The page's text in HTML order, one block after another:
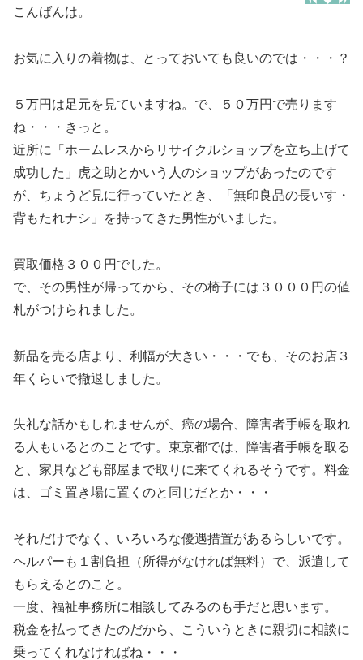
こんばんは。
お気に入りの着物は、とっておいても良いのでは・・・？
５万円は足元を見ていますね。で、５０万円で売ります
ね・・・きっと。
近所に「ホームレスからリサイクルショップを立ち上げて
成功した」虎之助とかいう人のショップがあったのです
が、ちょうど見に行っていたとき、「無印良品の長いす・
背もたれナシ」を持ってきた男性がいました。
買取価格３００円でした。
で、その男性が帰ってから、その椅子には３０００円の値
札がつけられました。
新品を売る店より、利幅が大きい・・・でも、そのお店３
年くらいで撤退しました。
失礼な話かもしれませんが、癌の場合、障害者手帳を取れ
る人もいるとのことです。東京都では、障害者手帳を取る
と、家具なども部屋まで取りに来てくれるそうです。料金
は、ゴミ置き場に置くのと同じだとか・・・
それだけでなく、いろいろな優遇措置があるらしいです。
ヘルパーも１割負担（所得がなければ無料）で、派遣して
もらえるとのこと。
一度、福祉事務所に相談してみるのも手だと思います。
税金を払ってきたのだから、こういうときに親切に相談に
乗ってくれなければね・・・